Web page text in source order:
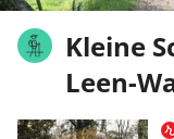
Kleine
Leen-